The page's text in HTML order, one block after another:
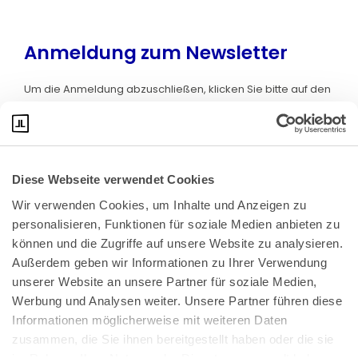
Diese Webseite verwendet Cookies
Wir verwenden Cookies, um Inhalte und Anzeigen zu
personalisieren, Funktionen für soziale Medien anbieten zu
können und die Zugriffe auf unsere Website zu analysieren.
Außerdem geben wir Informationen zu Ihrer Verwendung
unserer Website an unsere Partner für soziale Medien,
Werbung und Analysen weiter. Unsere Partner führen diese
Informationen möglicherweise mit weiteren Daten
zusammen, die Sie ihnen bereitgestellt haben oder die sie
Anmeldung zum Newsletter
Um die Anmeldung abzuschließen, klicken Sie bitte auf den
Bundeskanzlerplatz 2
53113 Bonn
Pressemitteilungen|AGB